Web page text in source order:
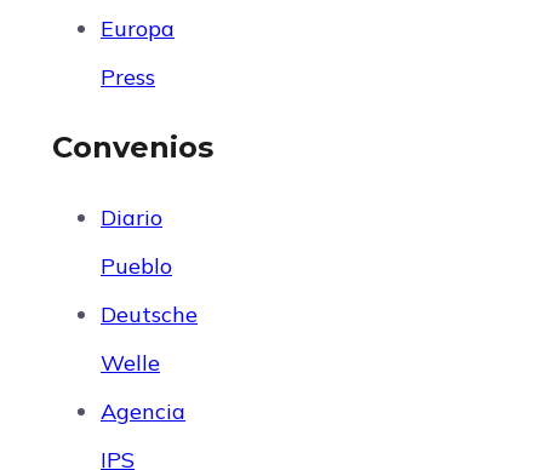
Europa
Press
Convenios
Diario
Pueblo
Deutsche
Welle
Agencia
IPS